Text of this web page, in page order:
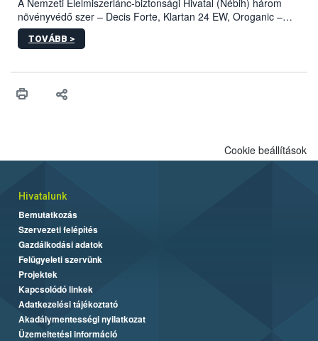
növényvédő szer – Decis Forte, Klartan 24 EW, Oroganic –
engedélyokiratát módosította, így azok a szüretet követően,
egészen a vesszőérettség (BBCH 91) stádiumáig
érésű szőlőkben is legyen lehetőség a károsító elleni további
felhasználók számára is elérhető és ökológiai termesztésben is
TOVÁBB >
Cookie beállítások
Hivatalunk
Bemutatkozás
Szervezeti felépítés
Gazdálkodási adatok
Felügyeleti szervünk
Projektek
Kapcsolódó linkek
Adatkezelési tájékoztató
Akadálymentességi nyilatkozat
Üzemeltetési információ